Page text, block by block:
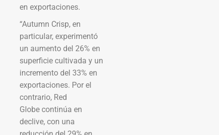
en exportaciones.
“Autumn Crisp, en
particular, experimentó
un aumento del 26% en
superficie cultivada y un
incremento del 33% en
exportaciones. Por el
contrario, Red
Globe continúa en
declive, con una